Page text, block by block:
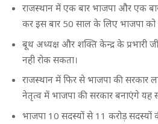
राजस्थान में एक बार भाजपा और एक
कर इस बार 50 साल के लिए भाजपा को
बूथ अध्यक्ष और शक्ति केन्द्र के प्रभारी
नही रोक सकता।
राजस्थान में फिर से भाजपा की सरकार
नेतृत्व में भाजपा की सरकार बनाएंगे
भाजपा 10 सदस्यों से 11 करोड़